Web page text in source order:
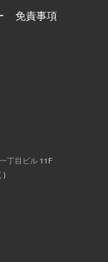
免責事項
丁目ビル 11F
)